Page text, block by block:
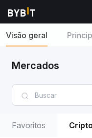
Visão geral
Mercados
Favoritos Cripto